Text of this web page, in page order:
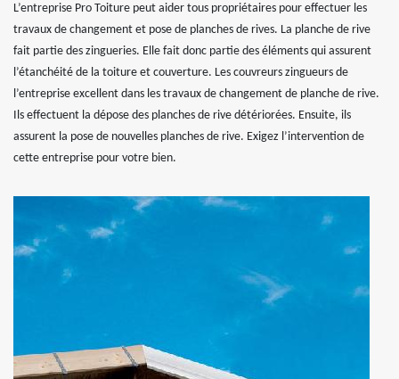
L’entreprise Pro Toiture peut aider tous propriétaires pour effectuer les
travaux de changement et pose de planches de rives. La planche de rive
fait partie des zingueries. Elle fait donc partie des éléments qui assurent
l’étanchéité de la toiture et couverture. Les couvreurs zingueurs de
l’entreprise excellent dans les travaux de changement de planche de rive.
Ils effectuent la dépose des planches de rive détériorées. Ensuite, ils
assurent la pose de nouvelles planches de rive. Exigez l’intervention de
cette entreprise pour votre bien.